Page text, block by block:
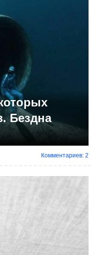
Бездна
Комментариев: 2